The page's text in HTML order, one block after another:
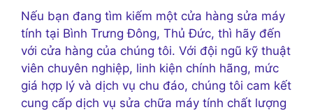
Nếu bạn đang tìm kiếm một cửa hàng sửa máy
tính tại Bình Trưng Đông, Thủ Đức, thì hãy đến
với cửa hàng của chúng tôi. Với đội ngũ kỹ thuật
viên chuyên nghiệp, linh kiện chính hãng, mức
giá hợp lý và dịch vụ chu đáo, chúng tôi cam kết
cung cấp dịch vụ sửa chữa máy tính chất lượng